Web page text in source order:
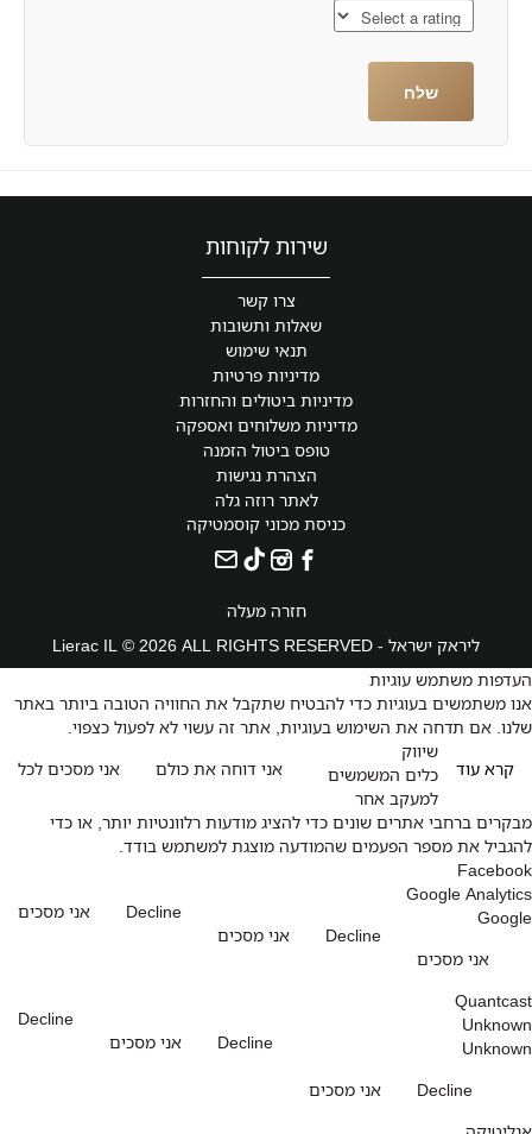
שירות לקוחות
צרו קשר
שאלות ותשובות
תנאי שימוש
מדיניות פרטיות
מדיניות ביטולים והחזרות
מדיניות משלוחים ואספקה
טופס ביטול הזמנה
הצהרת נגישות
לאתר רוזה גלה
כניסת מכוני קוסמטיקה
חזרה מעלה
ליראק ישראל - Lierac IL © 2026 ALL RIGHTS RESERVED
העדפות משתמש עוגיות
אנו משתמשים בעוגיות כדי להבטיח שתקבל את החוויה הטובה ביותר באתר
שלנו. אם תדחה את השימוש בעוגיות, אתר זה עשוי לא לפעול כצפוי.
אני מסכים לכל
אני דוחה את כולם קרא עוד
שיווק
כלים המשמשים
למעקב אחר
מבקרים ברחבי אתרים שונים כדי להציג מודעות רלוונטיות יותר, או כדי
להגביל את מספר הפעמים שהמודעה מוצגת למשתמש בודד.
Facebook
אני מסכים
Decline
Google Analytics
אני מסכים
Decline
Google
אני מסכים
Decline
Quantcast
אני מסכים
Decline
Unknown
Unknown
אני מסכים
Decline